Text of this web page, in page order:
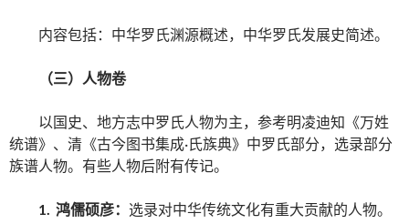
内容包括：中华罗氏渊源概述，中华罗氏发展史简述。
（三）人物卷
以国史、地方志中罗氏人物为主，参考明凌迪知《万姓
统谱》、清《古今图书集成·氏族典》中罗氏部分，选录部分
族谱人物。有些人物后附有传记。
1. 鸿儒硕彦： 选录对中华传统文化有重大贡献的人物。